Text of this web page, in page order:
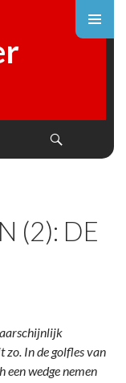
(2): DE
zo. In de golfles van
een wedge nemen